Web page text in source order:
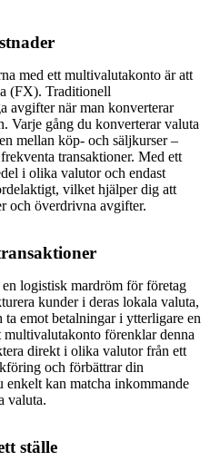
med ett multivalutakonto är att
(FX). Traditionell
avgifter när man konverterar
Varje gång du konverterar valuta
mellan köp- och säljkurser –
transaktioner. Med ett
i olika valutor och endast
vilket hjälper dig att
och överdrivna avgifter.
logistisk mardröm för företag
kunder i deras lokala valuta,
ta emot betalningar i ytterligare en
förenklar denna
direkt i olika valutor från ett
och förbättrar din
enkelt kan matcha inkommande
valuta.
ställe